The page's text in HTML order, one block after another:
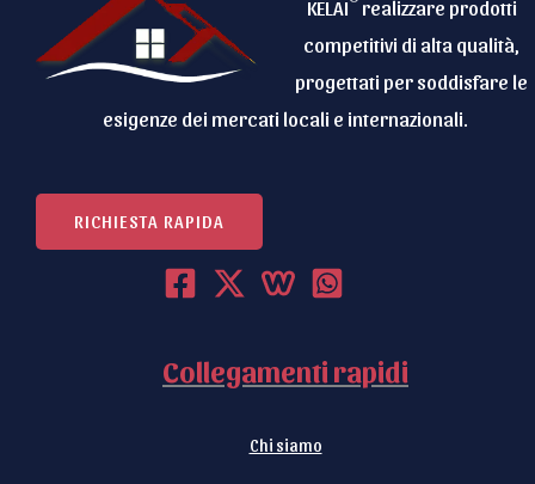
KELAI realizzare prodotti
competitivi di alta qualità,
progettati per soddisfare le
esigenze dei mercati locali e internazionali.
RICHIESTA RAPIDA
Collegamenti rapidi
Chi siamo